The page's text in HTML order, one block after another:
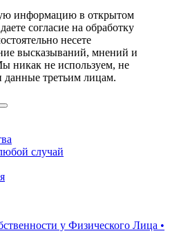
информацию в открытом
согласие на обработку
несете
высказываний, мнений и
никак не используем, не
данные третьим лицам.
случай
у Физического Лица •